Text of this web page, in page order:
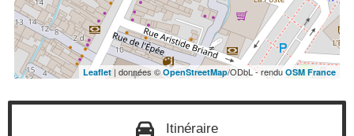
Leaflet| données © OpenStreetMap/ODbL - rendu OSM France
Itinéraire